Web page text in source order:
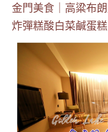
金門美食｜高粱布
炸彈糕酸白菜鹹蛋糕